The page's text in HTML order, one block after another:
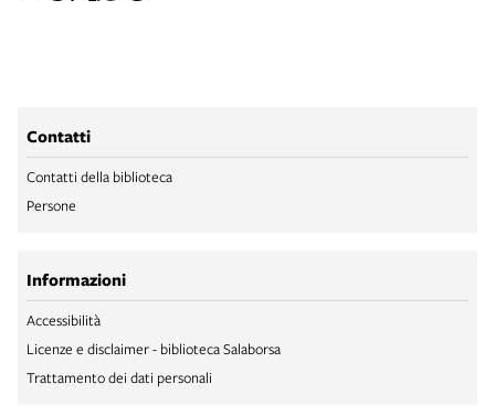
Contatti
Contatti della biblioteca
Persone
Informazioni
Accessibilità
Licenze e disclaimer - biblioteca Salaborsa
Trattamento dei dati personali